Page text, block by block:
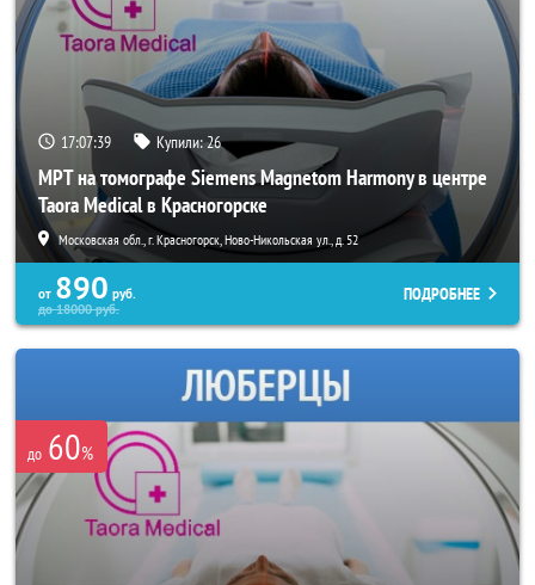
17:07:36 Купили:26
МРТ на томографе Siemens Magnetom Harmony в центре
Taora Medical в Красногорске
Московская обл., г. Красногорск, Ново-Никольская ул., д. 52
от 890 руб.
до18000руб.
ПОДРОБНЕЕ
до 60%